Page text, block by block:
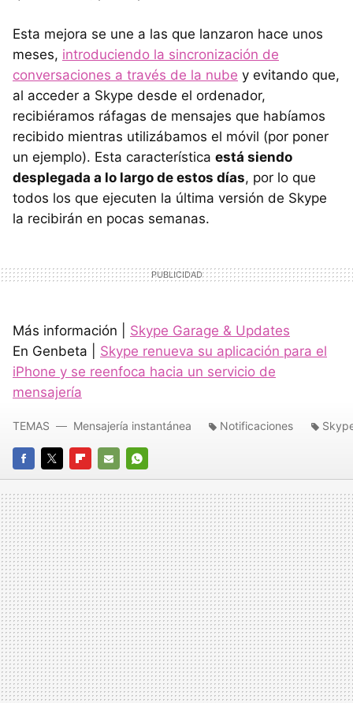
Esta mejora se une a las que lanzaron hace unos
meses, introduciendo la sincronización de
conversaciones a través de la nube y evitando que,
al acceder a Skype desde el ordenador,
recibiéramos ráfagas de mensajes que habíamos
recibido mientras utilizábamos el móvil (por poner
un ejemplo). Esta característica está siendo
desplegada a lo largo de estos días, por lo que
todos los que ejecuten la última versión de Skype
la recibirán en pocas semanas.
Más información | Skype Garage & Updates
En Genbeta | Skype renueva su aplicación para el
iPhone y se reenfoca hacia un servicio de
mensajería
FACEBOOK
TWITTERFLIPBOARD
E-
MAIL
WHATSAPP
TEMAS Mensajería instantánea Notificaciones